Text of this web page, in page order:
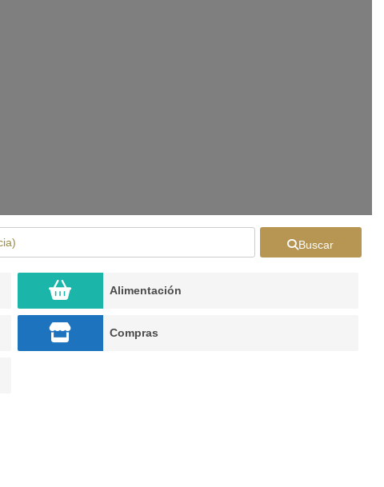
Buscar
Alimentación
Compras